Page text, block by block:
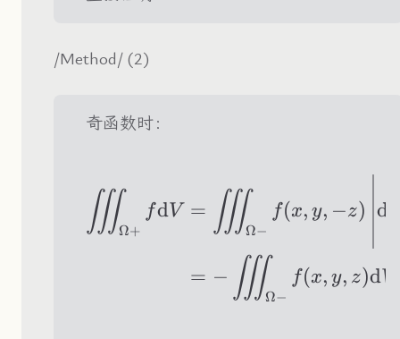
/Method/ (2)
奇函数时：
\begin{aligned}
∭Ω+
fdV = ∭Ω−
f (x, y, −z)
= − ∭Ω−
f (x, y, z)dV